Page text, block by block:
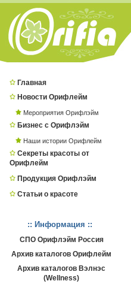
Главная
Новости Орифлейм
Мероприятия Орифлэйм
Бизнес с Орифлэйм
Наши истории Орифлейм
Секреты красоты от
Орифлейм
Продукция Орифлэйм
Статьи о красоте
:: Информация ::
СПО Орифлэйм Россия
Архив каталогов Орифлейм
Архив каталогов Вэлнэс
(Wellness)